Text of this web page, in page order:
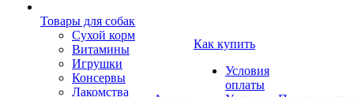
Товары для собак
Cухой корм
Витамины
Игрушки
Консервы
Лакомства
Как купить
Условия
оплаты